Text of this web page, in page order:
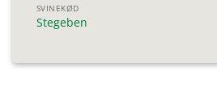
SVINEKØD
Stegeben